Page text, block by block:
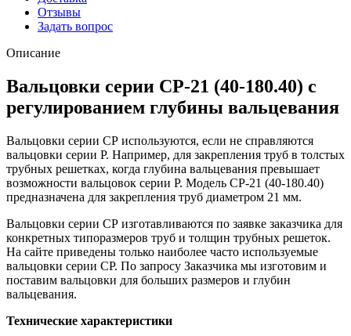
Отзывы
Задать вопрос
Описание
Вальцовки серии СР-21 (40-180.40) с
регулированием глубины вальцевания
Вальцовки серии СР используются, если не справляются
вальцовки серии Р. Например, для закрепления труб в толстых
трубных решетках, когда глубина вальцевания превышает
возможности вальцовок серии Р. Модель СР-21 (40-180.40)
предназначена для закрепления труб диаметром 21 мм.
Вальцовки серии СР изготавливаются по заявке заказчика для
конкретных типоразмеров труб и толщин трубных решеток.
На сайте приведены только наиболее часто используемые
вальцовки серии СР. По запросу Заказчика мы изготовим и
поставим вальцовки для больших размеров и глубин
вальцевания.
Технические характеристики